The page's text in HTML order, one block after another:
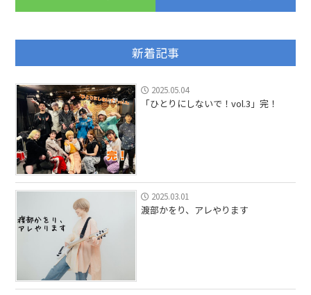
新着記事
2025.05.04
「ひとりにしないで！vol.3」完！
2025.03.01
渡部かをり、アレやります